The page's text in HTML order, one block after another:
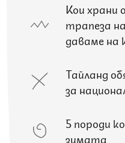
Кои храни
трапеза
даваме на
Тайланд
за
5 породи
зимата